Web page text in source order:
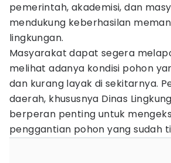
pemerintah, akademisi, dan
mendukung keberhasilan
lingkungan.
Masyarakat dapat segera
melihat adanya kondisi pohon
dan kurang layak di sekitarnya.
daerah, khususnya Dinas
berperan penting untuk
penggantian pohon yang sudah